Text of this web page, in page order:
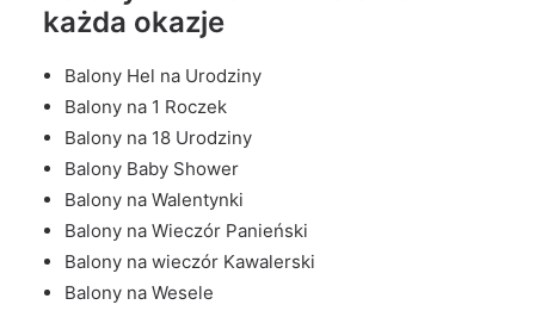
każda okazje
Balony Hel na Urodziny
Balony na 1 Roczek
Balony na 18 Urodziny
Balony Baby Shower
Balony na Walentynki
Balony na Wieczór Panieński
Balony na wieczór Kawalerski
Balony na Wesele